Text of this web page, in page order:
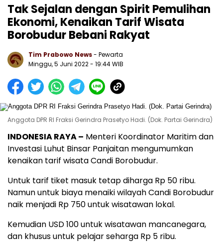
Tak Sejalan dengan Spirit Pemulihan
Ekonomi, Kenaikan Tarif Wisata
Borobudur Bebani Rakyat
Tim Prabowo News- Pewarta
Minggu, 5 Juni 2022 - 19:44 WIB
Anggota DPR RI Fraksi Gerindra Prasetyo Hadi. (Dok. Partai Gerindra)
INDONESIA RAYA – Menteri Koordinator Maritim dan
Investasi Luhut Binsar Panjaitan mengumumkan
kenaikan tarif wisata Candi Borobudur.
Untuk tarif tiket masuk tetap diharga Rp 50 ribu.
Namun untuk biaya menaiki wilayah Candi Borobudur
naik menjadi Rp 750 untuk wisatawan lokal.
Kemudian USD 100 untuk wisatawan mancanegara,
dan khusus untuk pelajar seharga Rp 5 ribu.